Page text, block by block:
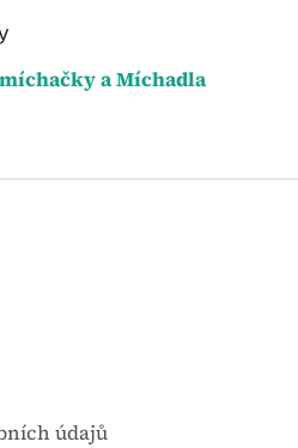
a Míchadla
údajů